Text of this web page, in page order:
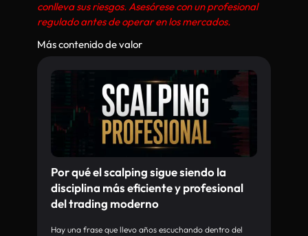
conlleva sus riesgos. Asesórese con un profesional
regulado antes de operar en los mercados.
Más contenido de valor
Por qué el scalping sigue siendo la
disciplina más eficiente y profesional
del trading moderno
Hay una frase que llevo años escuchando dentro del